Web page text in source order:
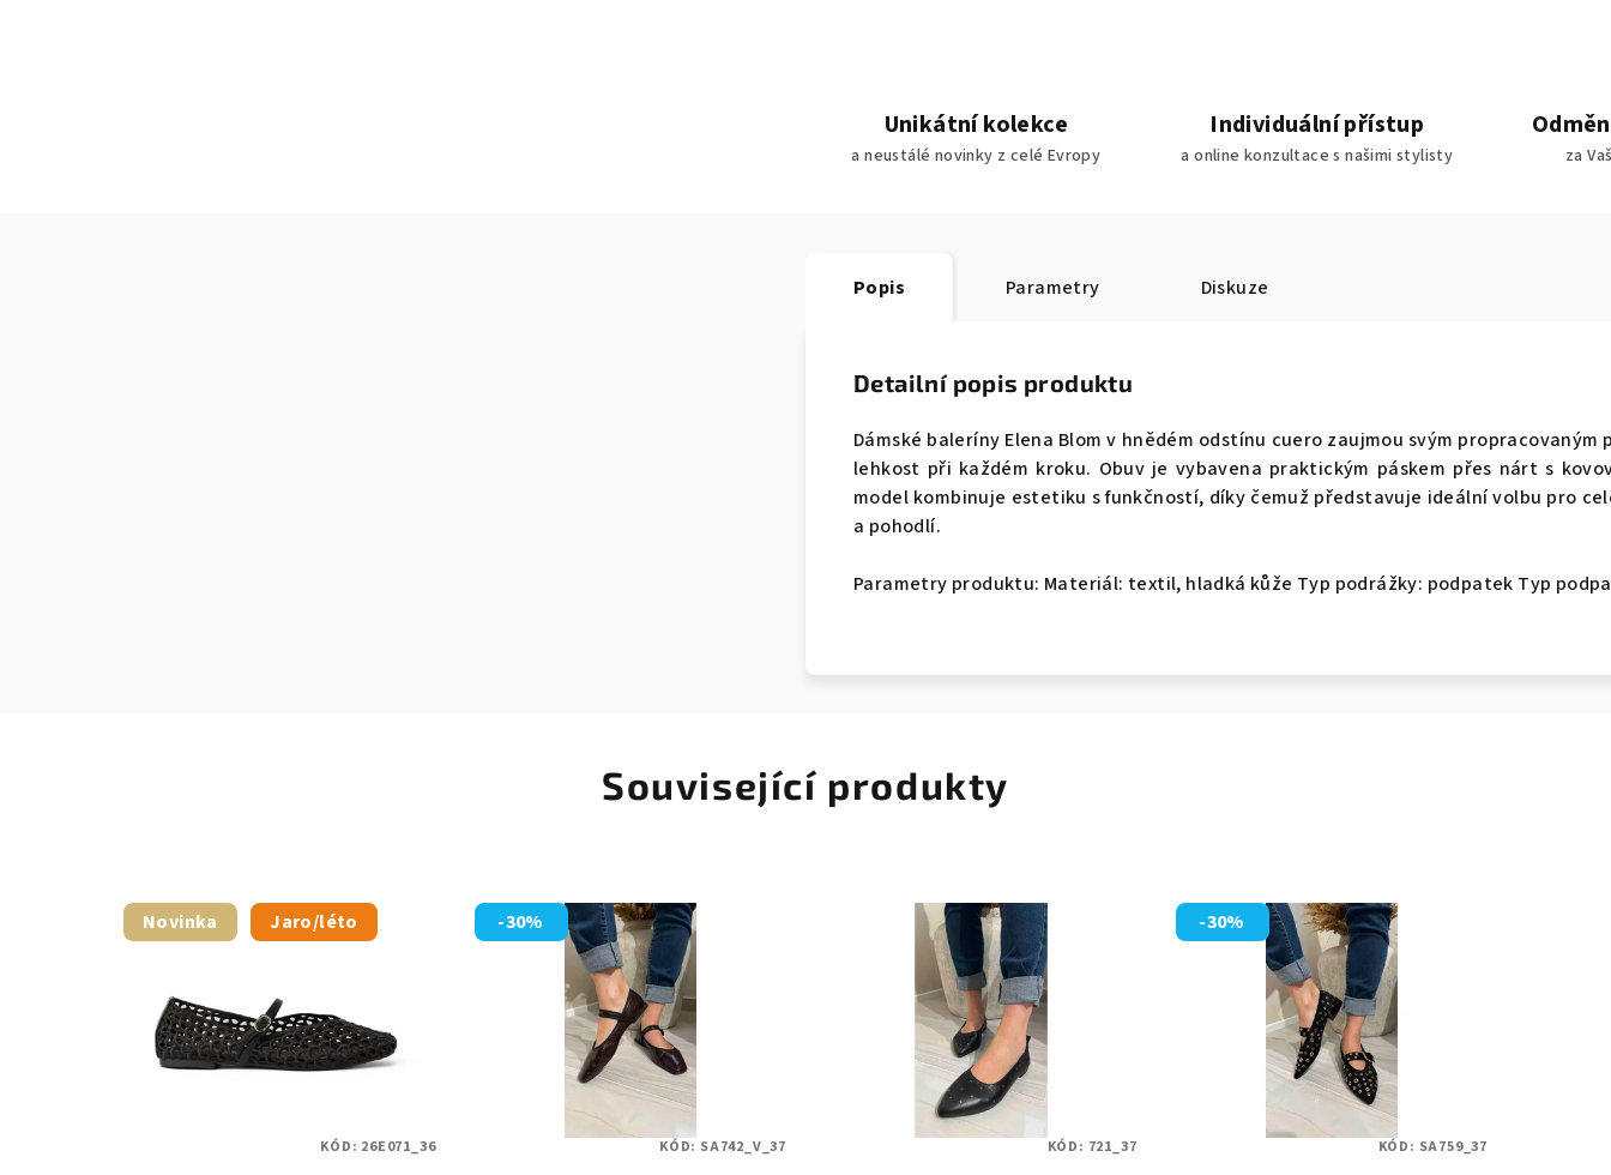
Unikátní kolekce
a neustálé novinky z celé Evropy
Individuální přístup
a online konzultace s našimi stylisty za
Popis Parametry Diskuze
Detailní popis produktu
Dámské baleríny Elena Blom v hnědém odstínu cuero zaujmou svým
lehkost při každém kroku. Obuv je vybavena praktickým páskem přes nárt s
model kombinuje estetiku s funkčností, díky čemuž představuje ideální volbu pro
a pohodlí.
Parametry produktu: Materiál: textil, hladká kůže Typ podrážky: podpatek Typ
Související produkty
Novinka Jaro/léto
KÓD: 26E071_36
-30%
KÓD: SA742_V_37 KÓD: 721_37
-30%
KÓD: SA759_37